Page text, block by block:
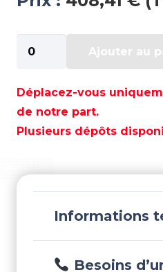
de
NAVIONICS
PLATINIUM
+
NAVMSD/59275XL
Ajouter au
Déplacez-vous
de notre part.
Plusieurs dépôts
Informations
Besoins